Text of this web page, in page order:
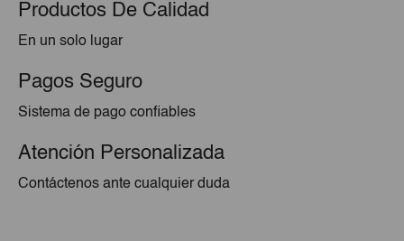
Productos De Calidad
En un solo lugar
Pagos Seguro
Sistema de pago confiables
Atención Personalizada
Contáctenos ante cualquier duda